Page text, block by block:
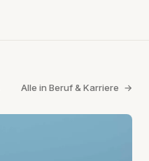
Alle in Beruf & Karriere →